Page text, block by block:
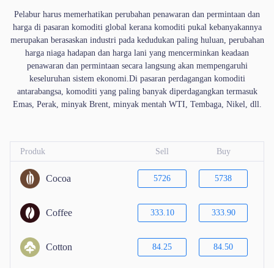
Pelabur harus memerhatikan perubahan penawaran dan permintaan dan
harga di pasaran komoditi global kerana komoditi pukal kebanyakannya
merupakan berasaskan industri pada kedudukan paling huluan, perubahan
harga niaga hadapan dan harga lani yang mencerminkan keadaan
penawaran dan permintaan secara langsung akan mempengaruhi
keseluruhan sistem ekonomi.Di pasaran perdagangan komoditi
antarabangsa, komoditi yang paling banyak diperdagangkan termasuk
Emas, Perak, minyak Brent, minyak mentah WTI, Tembaga, Nikel, dll.
Produk Sell Buy
Cocoa 5726 5738
Coffee 333.10 333.90
Cotton 84.25 84.50